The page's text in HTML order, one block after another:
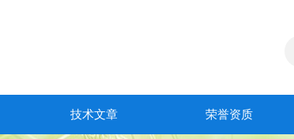
技术文章 荣誉资质